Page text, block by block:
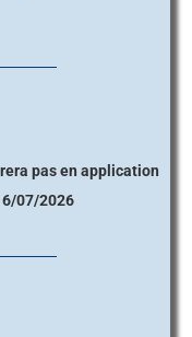
pas en application
07/2026